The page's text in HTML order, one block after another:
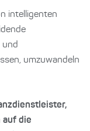
intelligenten
und
umzuwandeln
auf die